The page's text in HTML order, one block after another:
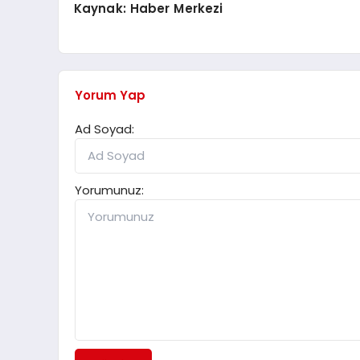
Kaynak: Haber Merkezi
Yorum Yap
Ad Soyad:
Yorumunuz: